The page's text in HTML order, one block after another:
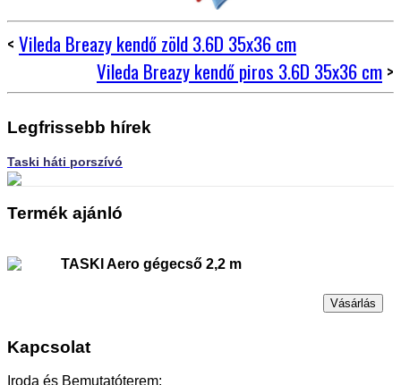
<Vileda Breazy kendő zöld 3.6D 35x36 cm
Vileda Breazy kendő piros 3.6D 35x36 cm>
Legfrissebb hírek
Taski háti porszívó
Termék ajánló
TASKI Aero gégecső 2,2 m
Vásárlás
Kapcsolat
Iroda és Bemutatóterem: